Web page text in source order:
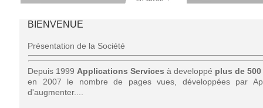
BIENVENUE
Présentation de la Société
Depuis 1999Applications Services à developpé plus de
en 2007 le nombre de pages vues, développées par
d'augmenter....